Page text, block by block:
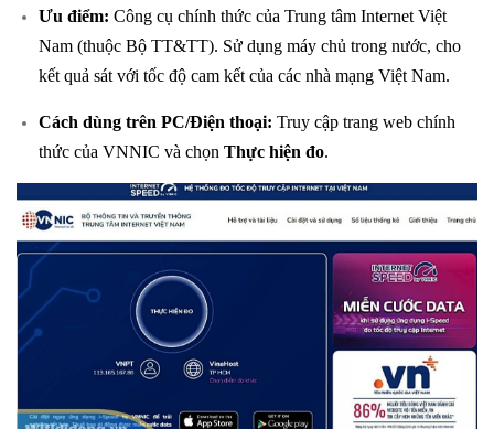
Ưu điểm: Công cụ chính thức của Trung tâm Internet Việt
Nam (thuộc Bộ TT&TT). Sử dụng máy chủ trong nước, cho
kết quả sát với tốc độ cam kết của các nhà mạng Việt Nam.
Cách dùng trên PC/Điện thoại: Truy cập trang web chính
thức của VNNIC và chọn Thực hiện đo.